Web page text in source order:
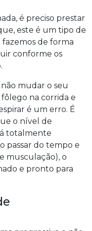
é preciso prestar
este é um tipo de
de forma
conforme os
mudar o seu
fôlego na corrida e
é um erro. É
o nível de
totalmente
passar do tempo e
musculação), o
e pronto para